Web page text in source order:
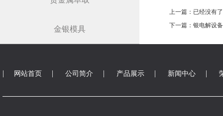
金银模具
上一篇：已经没有了
下一篇：银电解设备
| 网站首页 | 公司简介 | 产品展示 | 新闻中心 |